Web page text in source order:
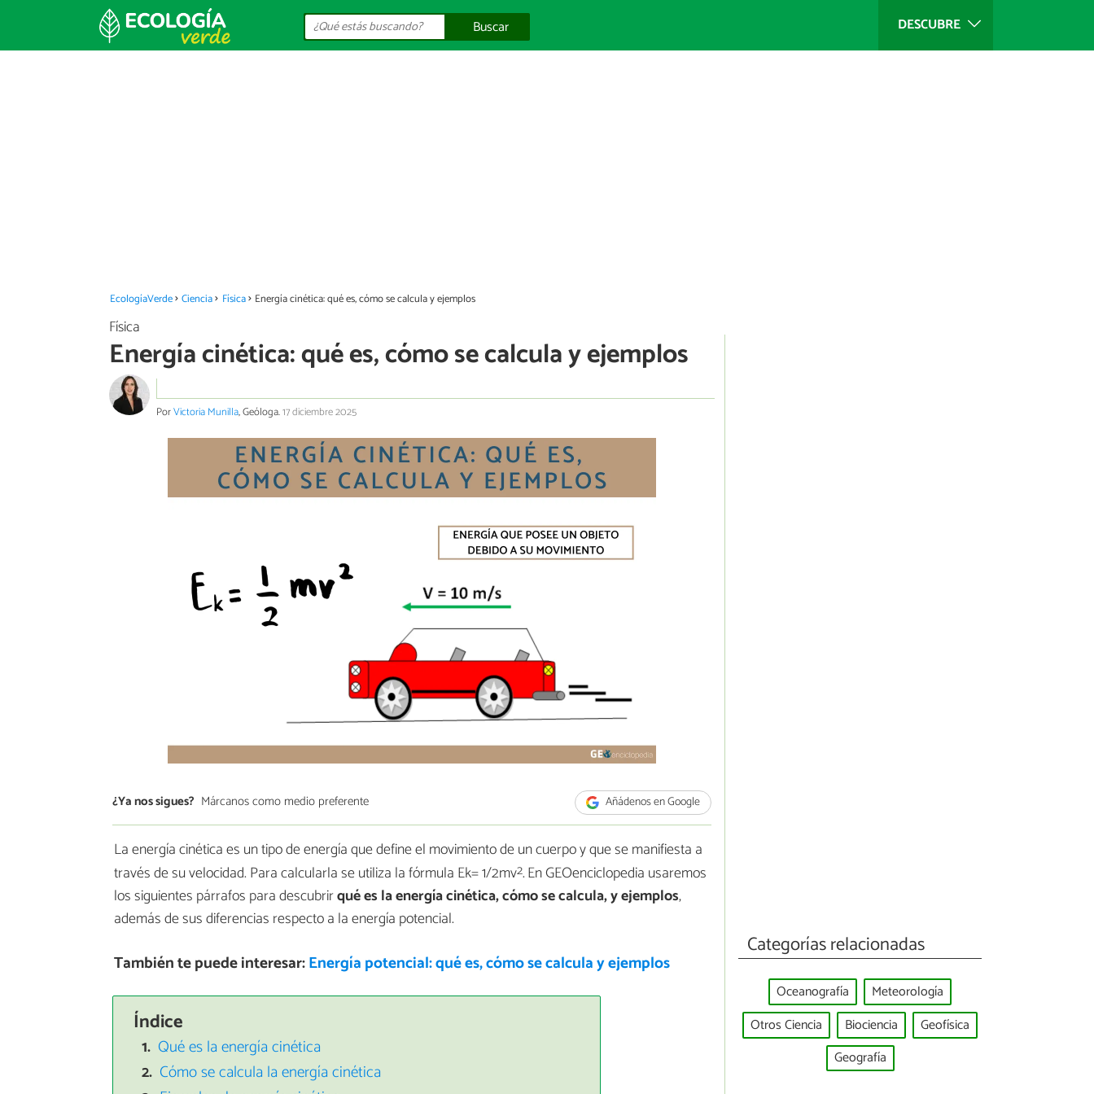
DESCUBRE
Buscar
EcologíaVerde Ciencia Física Energía cinética: qué es, cómo se calcula y ejemplos
Física
Energía cinética: qué es, cómo se calcula y ejemplos
PorVictoria Munilla, Geóloga.17 diciembre 2025
¿Ya nos sigues? Márcanos como medio preferente Añádenos en Google
La energía cinética es un tipo de energía que define el movimiento de un cuerpo y que se manifiesta a
través de su velocidad. Para calcularla se utiliza la fórmula Ek= 1/2mv2.En GEOenciclopedia usaremos
los siguientes párrafos para descubrirqué es la energía cinética, cómo se calcula, y ejemplos,
además de sus diferencias respecto a la energía potencial.
También te puede interesar:Energía potencial: qué es, cómo se calcula y ejemplos
Índice
Qué es la energía cinética
Cómo se calcula la energía cinética
Categorías relacionadas
Oceanografía
Meteorología
Otros Ciencia
Biociencia
Geofísica
Geografía